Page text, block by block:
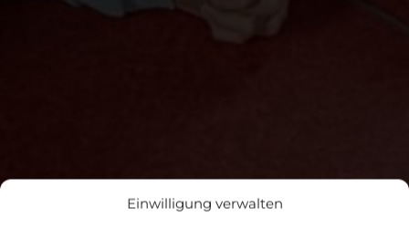
Einwilligung verwalten